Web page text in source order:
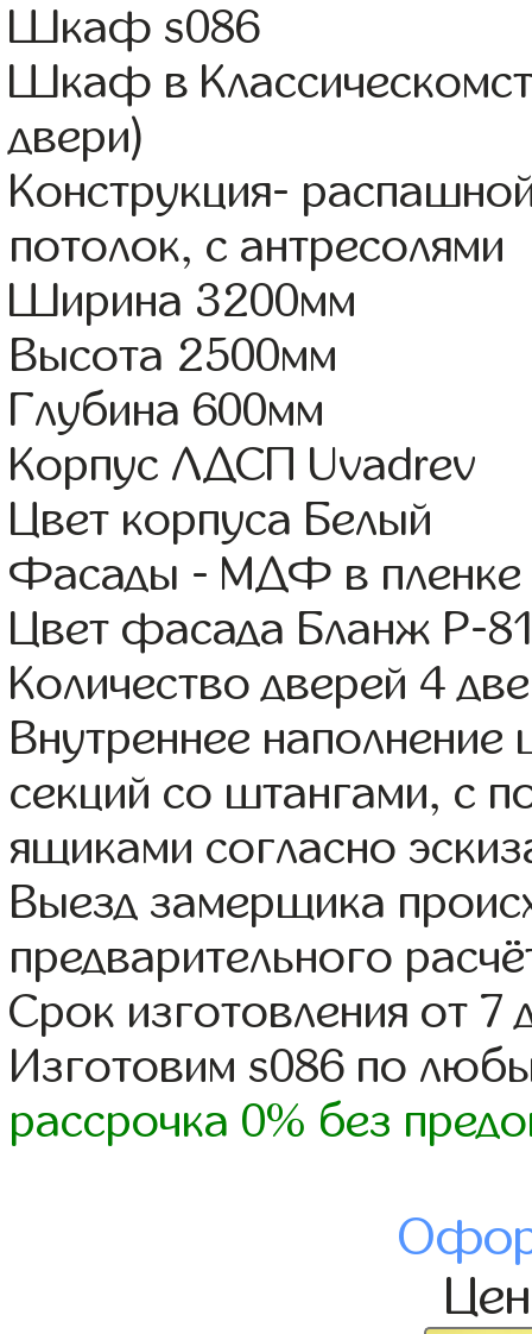
Шкаф s086
Шкаф в
двери)
Конструкция-
потолок, с антресолями
Ширина 3200мм
Высота 2500мм
Глубина 600мм
Корпус ЛДСП Uvadrev
Цвет корпуса Белый
Фасады - МДФ в
Цвет фасада Бланж Р-
Количество дверей 4
Внутреннее
секций со штангами, с
ящиками согласно
Выезд замерщика
предварительного
Срок изготовления от 7
Изготовим s086 по
рассрочка 0% без